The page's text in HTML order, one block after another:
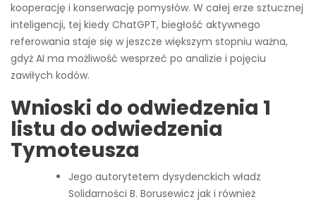
kooperację i konserwację pomysłów. W całej erze sztucznej
inteligencji, tej kiedy ChatGPT, biegłość aktywnego
referowania staje się w jeszcze większym stopniu ważna,
gdyż AI ma możliwość wesprzeć po analizie i pojęciu
zawiłych kodów.
Wnioski do odwiedzenia 1
listu do odwiedzenia
Tymoteusza
Jego autorytetem dysydenckich władz
Solidarności B. Borusewicz jak i również